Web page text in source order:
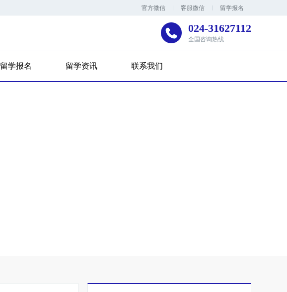
官方微信 客服微信 留学报名
024-31627112
全国咨询热线
留学报名 留学资讯 联系我们